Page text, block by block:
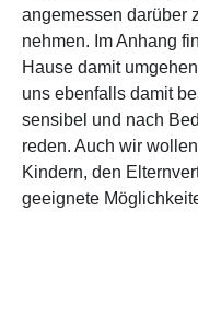
angemessen darüber
nehmen. Im Anhang
Hause damit
uns ebenfalls damit
sensibel und nach
reden. Auch wir
Kindern, den
geeignete